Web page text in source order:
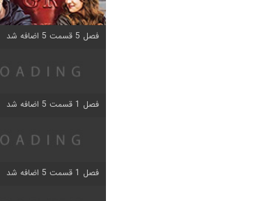
فصل 5 قسمت 5 اضافه شد
فصل 1 قسمت 5 اضافه شد
فصل 1 قسمت 5 اضافه شد